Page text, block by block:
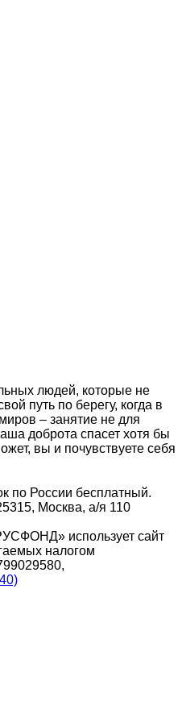
людей, которые не
путь по берегу, когда в
– занятие не для
доброта спасет хотя бы
вы и почувствуете себя
по России бесплатный.
Москва, а/я 110
использует сайт
налогом